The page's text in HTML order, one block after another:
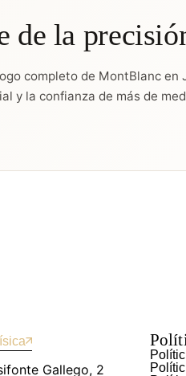
de la
completo de MontBlanc en
y la confianza de más de
Gallego, 2